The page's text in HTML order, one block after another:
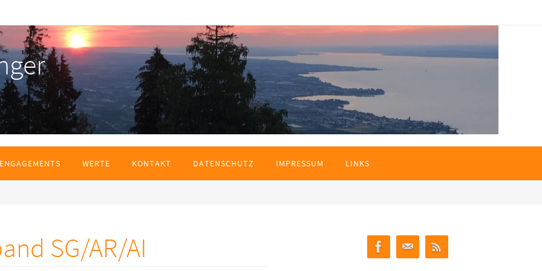
ENGAGEMENTS WERTE KONTAKT DATENSCHUTZ IMPRESSUM LINKS
SG/AR/AI